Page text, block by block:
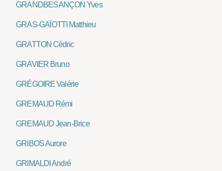
GRANDBESANÇON Yves
GRAS-GAÏOTTI Matthieu
GRATTON Cédric
GRAVIER Bruno
GRÉGOIRE Valérie
GREMAUD Rémi
GREMAUD Jean-Brice
GRIBOS Aurore
GRIMALDI André